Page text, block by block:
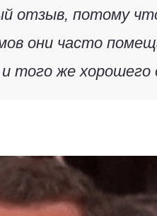
отзыв, потому
они часто
того же хорошего